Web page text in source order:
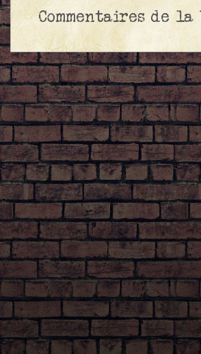
Commentaires de la